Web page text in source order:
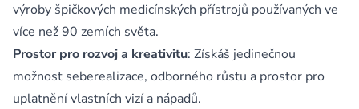
výroby špičkových medicínských přístrojů používaných ve
více než 90 zemích světa.
Prostor pro rozvoj a kreativitu: Získáš jedinečnou
možnost seberealizace, odborného růstu a prostor pro
uplatnění vlastních vizí a nápadů.